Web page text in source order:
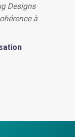
Designs
à